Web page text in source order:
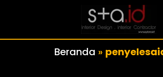
Beranda »